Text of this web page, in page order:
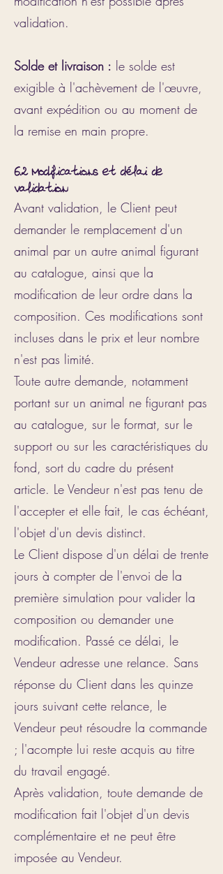
validation.
Solde et livraison : le solde est
exigible à l'achèvement de l'œuvre,
avant expédition ou au moment de
la remise en main propre.
6.2 Modifications et délai de
validation
Avant validation, le Client peut
demander le remplacement d'un
animal par un autre animal figurant
au catalogue, ainsi que la
modification de leur ordre dans la
composition. Ces modifications sont
incluses dans le prix et leur nombre
n'est pas limité.
Toute autre demande, notamment
portant sur un animal ne figurant pas
au catalogue, sur le format, sur le
support ou sur les caractéristiques du
fond, sort du cadre du présent
article. Le Vendeur n'est pas tenu de
l'accepter et elle fait, le cas échéant,
l'objet d'un devis distinct.
Le Client dispose d'un délai de trente
jours à compter de l'envoi de la
première simulation pour valider la
composition ou demander une
modification. Passé ce délai, le
Vendeur adresse une relance. Sans
réponse du Client dans les quinze
jours suivant cette relance, le
Vendeur peut résoudre la commande
; l'acompte lui reste acquis au titre
du travail engagé.
Après validation, toute demande de
modification fait l'objet d'un devis
complémentaire et ne peut être
imposée au Vendeur.